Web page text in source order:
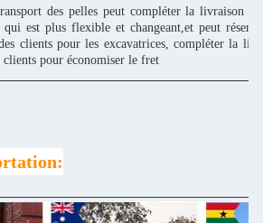
des pelles peut compléter la livraison
est plus flexible et changeant,et peut
clients pour les excavatrices, compléter la
clients pour économiser le fret